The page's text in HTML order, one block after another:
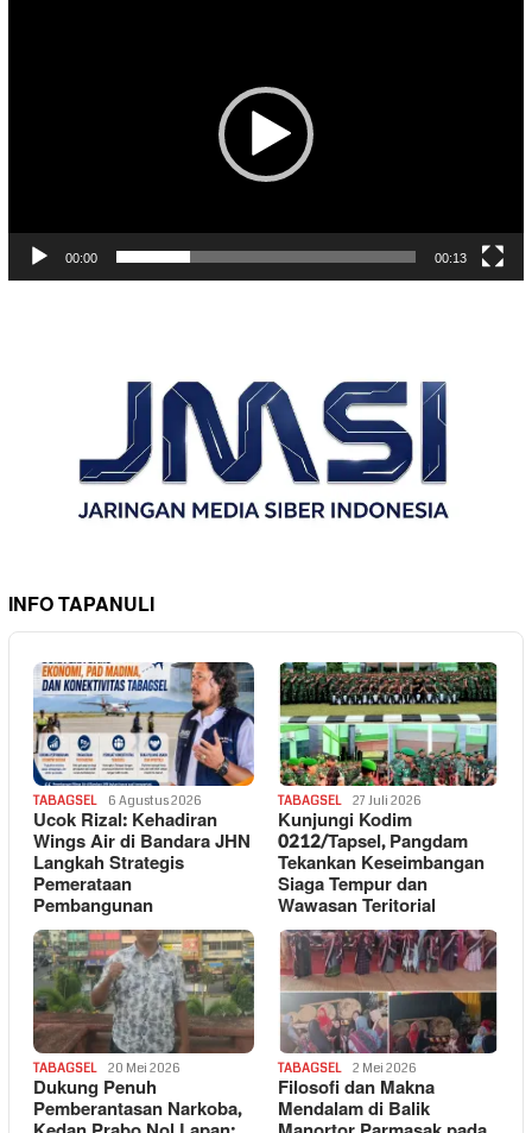
00:00 00:13
INFO TAPANULI
TABAGSEL 6 Agustus 2026
Ucok Rizal: Kehadiran
Wings Air di Bandara JHN
Langkah Strategis
Pemerataan
Pembangunan
TABAGSEL 27 Juli 2026
Kunjungi Kodim
0212/Tapsel, Pangdam
Tekankan Keseimbangan
Siaga Tempur dan
Wawasan Teritorial
TABAGSEL 20 Mei 2026
Dukung Penuh
Pemberantasan Narkoba,
TABAGSEL 2 Mei 2026
Filosofi dan Makna
Mendalam di Balik